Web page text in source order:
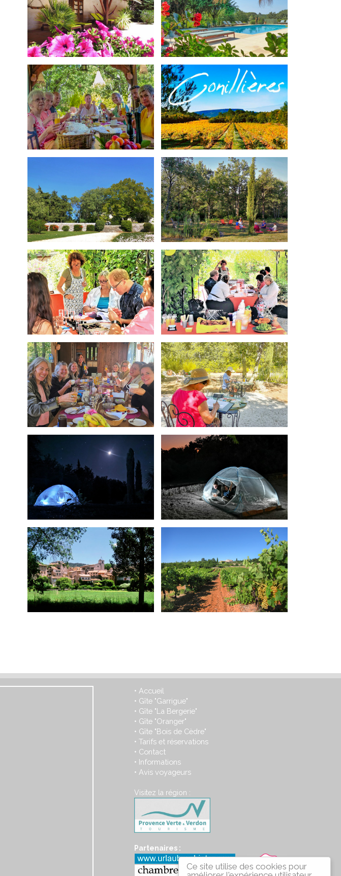
Ce site utilise des cookies pour
• Accueil
• Gîte "Garrigue"
• Gîte "La Bergerie"
• Gîte "Oranger"
• Gîte "Bois de Cèdre"
• Tarifs et réservations
• Contact
• Informations
• Avis voyageurs
Visitez la région :
Partenaires :